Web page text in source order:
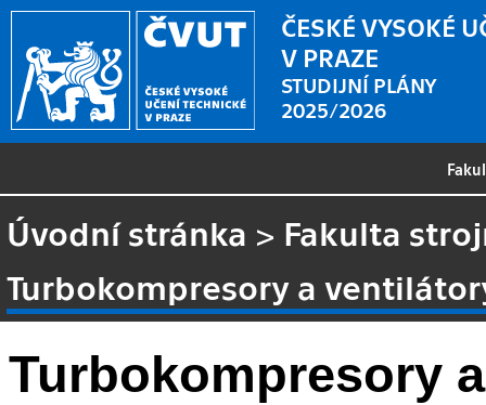
ČESKÉ VYSOKÉ
V PRAZE
STUDIJNÍ PLÁNY
2025/2026
Úvodní stránka > Fakulta
Turbokompresory a
Turbokompresory